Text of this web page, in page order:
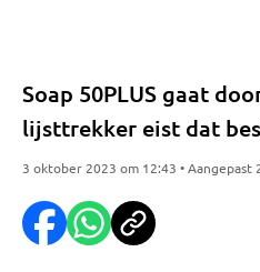
Soap 50PLUS gaat
lijsttrekker eist dat
3 oktober 2023 om 12:43 • Aangepast